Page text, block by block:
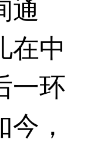
通
在中
一环
，